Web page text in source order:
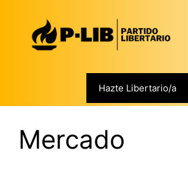
contenido
Hazte Libertario/a
Mercado